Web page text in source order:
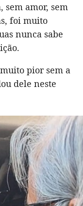
sem amor, sem
foi muito
nunca sabe
pior sem a
dele neste